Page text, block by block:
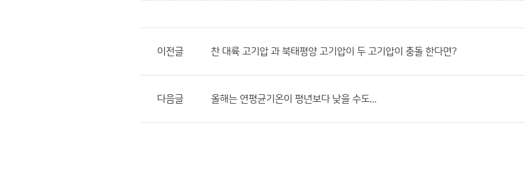
이전글 찬 대륙 고기압 과 북태평양 고기압이 두 고기압이 충돌 한다면?
다음글 올해는 연평균기온이 평년보다 낮을 수도...